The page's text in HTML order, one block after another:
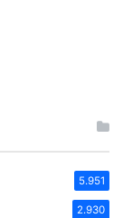
5.951
2.930